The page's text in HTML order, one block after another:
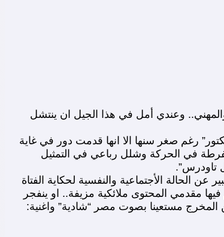
وعندي أمل في هذا الجيل ان ينتشل
رغم صغر سنها الا انها قدمت دور في غاية
في الحركة وشلل رباعي في التمثيل
تاودرس”.
عن الحالة الأجتماعية والنفسية لحكاية الفتاة
مقدمي المحتوى ملائكية مزيفة.. او ينفجر